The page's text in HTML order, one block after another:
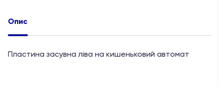
Опис
Пластина засувна ліва на кишеньковий автомат